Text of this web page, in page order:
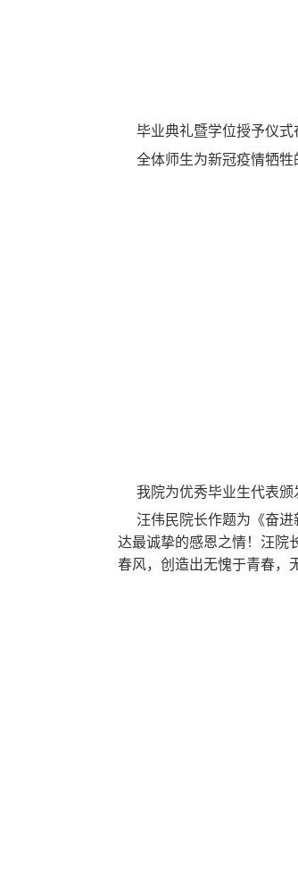
毕业典礼暨学位授予仪式
全体师生为新冠疫情牺牲
我院为优秀毕业生代表
汪伟民院长作题为《奋
达最诚挚的感恩之情！汪院
春风，创造出无愧于青春，